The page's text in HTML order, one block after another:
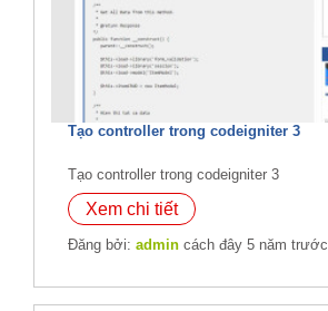
Tạo controller trong codeigniter 3
Tạo controller trong codeigniter 3
Xem chi tiết
Đăng bởi: admin cách đây 5 năm trước